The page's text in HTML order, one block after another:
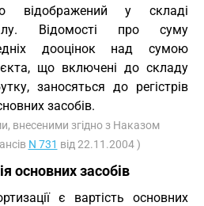
відображений у складі
Відомості про суму
дооцінок над сумою
що включені до складу
заносяться до регістрів
засобів.
внесеними згідно з Наказом
N 731 від 22.11.2004 )
основних засобів
є вартість основних